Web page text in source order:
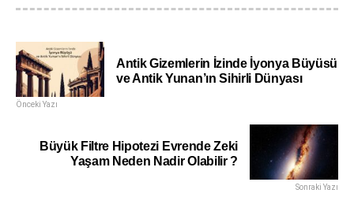
Antik Gizemlerin İzinde İyonya Büyüsü
ve Antik Yunan’ın Sihirli Dünyası
Önceki Yazı
Büyük Filtre Hipotezi Evrende Zeki
Yaşam Neden Nadir Olabilir ?
Sonraki Yazı